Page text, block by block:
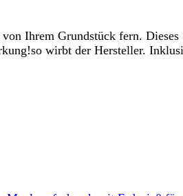
Ihrem Grundstück fern. Dieses
wirbt der Hersteller.